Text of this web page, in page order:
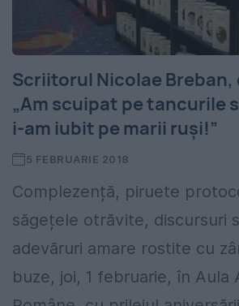
Scriitorul Nicolae
„Am scuipat pe tancurile
i-am iubit pe marii ruși!”
5 FEBRUARIE 2018
Complezență, piruete
săgețele otrăvite, discursuri
adevăruri amare rostite cu
buze, joi, 1 februarie, în Aula